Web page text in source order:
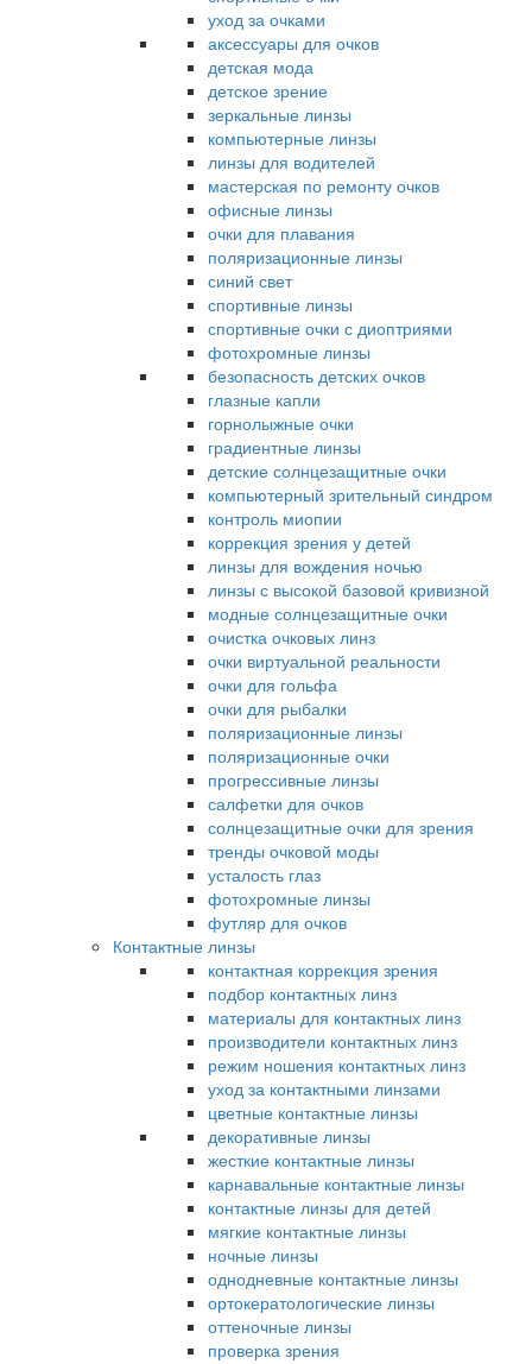
уход за очками
аксессуары для очков
детская мода
детское зрение
зеркальные линзы
компьютерные линзы
линзы для водителей
мастерская по ремонту очков
офисные линзы
очки для плавания
поляризационные линзы
синий свет
спортивные линзы
спортивные очки с диоптриями
фотохромные линзы
безопасность детских очков
глазные капли
горнолыжные очки
градиентные линзы
детские солнцезащитные очки
компьютерный зрительный синдром
контроль миопии
коррекция зрения у детей
линзы для вождения ночью
линзы с высокой базовой кривизной
модные солнцезащитные очки
очистка очковых линз
очки виртуальной реальности
очки для гольфа
очки для рыбалки
поляризационные линзы
поляризационные очки
прогрессивные линзы
салфетки для очков
солнцезащитные очки для зрения
тренды очковой моды
усталость глаз
фотохромные линзы
футляр для очков
Контактные линзы
контактная коррекция зрения
подбор контактных линз
материалы для контактных линз
производители контактных линз
режим ношения контактных линз
уход за контактными линзами
цветные контактные линзы
декоративные линзы
жесткие контактные линзы
карнавальные контактные линзы
контактные линзы для детей
мягкие контактные линзы
ночные линзы
однодневные контактные линзы
ортокератологические линзы
оттеночные линзы
проверка зрения